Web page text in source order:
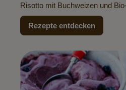
Risotto mit Buchweizen und
Rezepte entdecken